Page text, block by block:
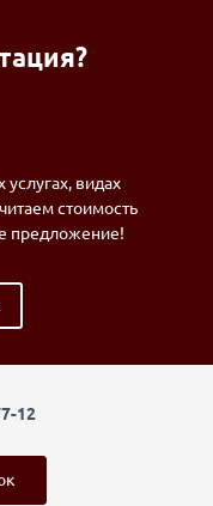
видах
стоимость
предложение!
12